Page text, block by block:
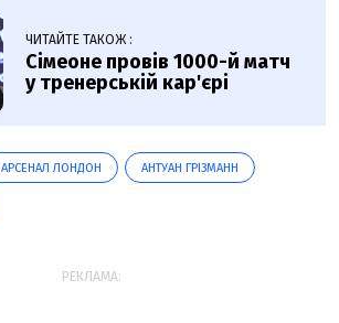
ЧИТАЙТЕ ТАКОЖ :
Сімеоне провів 1000-й матч
у тренерській кар'єрі
АРСЕНАЛ ЛОНДОН АНТУАН ГРІЗМАНН
РЕКЛАМА: